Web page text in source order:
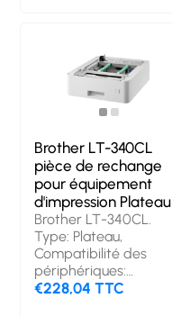
Plateau, Compatibilité
des périphériques:
Multifonctionel,
Compatibilité de
Compatibilité: HL-
L8430CDW, HL-
L8430CDWT, HL-
L8570CDW, DCP-
L8630CDW, MFC-
L8730CDW, MFC-
L8930CDW, MFC-
L8970CDW,..., Couleur
du produit: Blanc.
Quantité: 1 pièce(s)
Brother LT-340CL
pièce de rechange
pour équipement
d'impression Plateau
Brother LT-340CL.
Type: Plateau,
Compatibilité des
périphériques:
Imprimante laser/LED,
€228,04 TTC